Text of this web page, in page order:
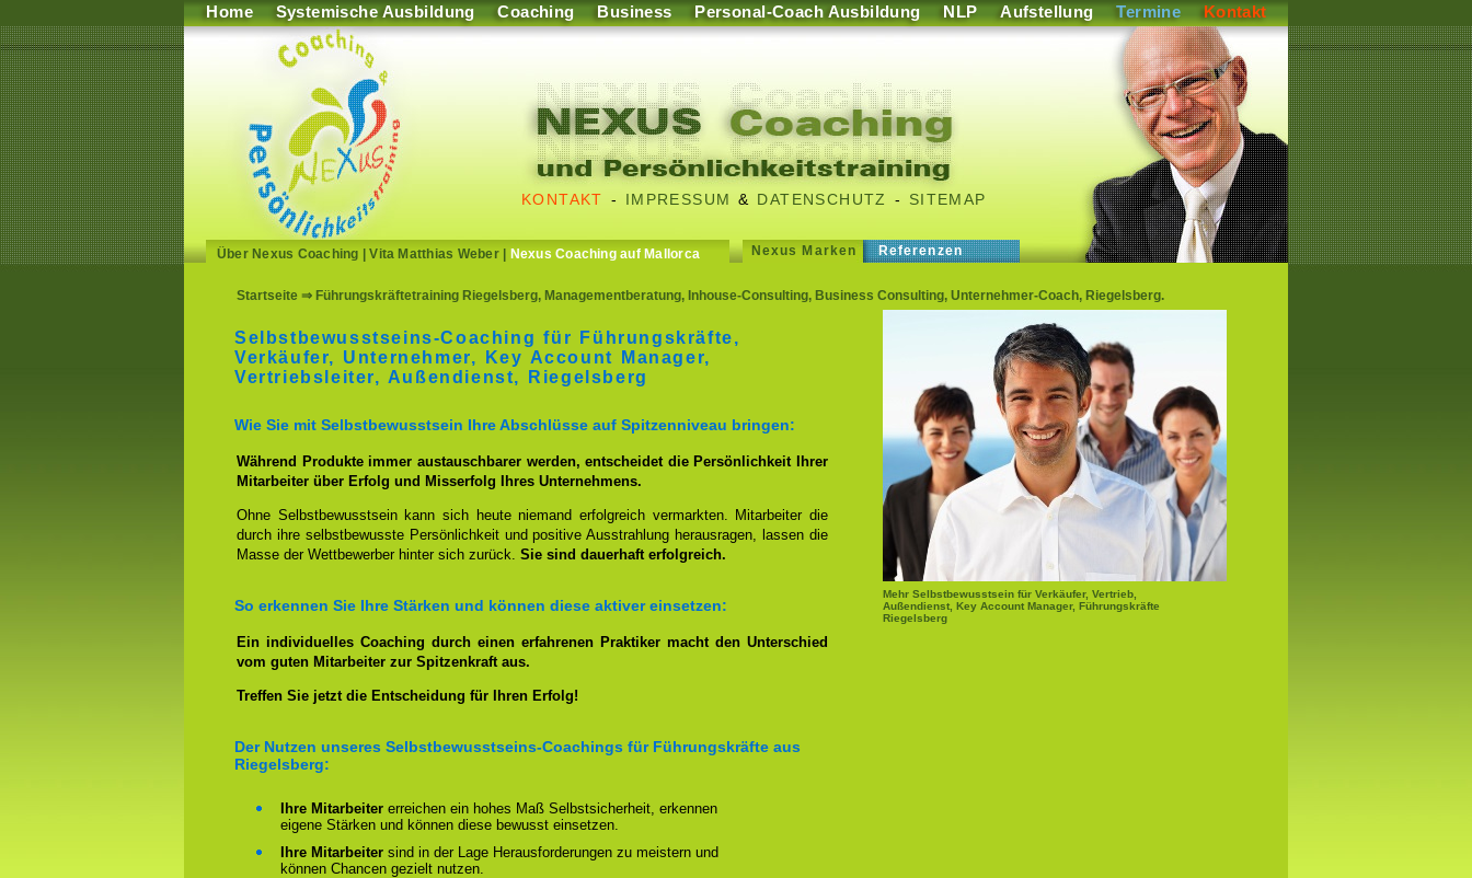
Home Systemische Ausbildung Coaching Business Personal-Coach Ausbildung NLP Aufstellung Termine Kontakt
KONTAKT - IMPRESSUM & DATENSCHUTZ - SITEMAP
Über Nexus Coaching |Vita Matthias Weber| Nexus Coaching auf Mallorca Nexus Marken Referenzen
Startseite ⇒ Führungskräftetraining Riegelsberg, Managementberatung, Inhouse-Consulting, Business Consulting, Unternehmer-Coach, Riegelsberg.
Mehr Selbstbewusstsein für Verkäufer, Vertrieb,
Außendienst, Key Account Manager, Führungskräfte
Riegelsberg
Selbstbewusstseins-Coaching für Führungskräfte,
Verkäufer, Unternehmer, Key Account Manager,
Vertriebsleiter, Außendienst, Riegelsberg
Wie Sie mit Selbstbewusstsein Ihre Abschlüsse auf Spitzenniveau bringen:
Während Produkte immer austauschbarer werden, entscheidet die Persönlichkeit Ihrer
Mitarbeiter über Erfolg und Misserfolg Ihres Unternehmens.
Ohne Selbstbewusstsein kann sich heute niemand erfolgreich vermarkten. Mitarbeiter die
durch ihre selbstbewusste Persönlichkeit und positive Ausstrahlung herausragen, lassen die
Masse der Wettbewerber hinter sich zurück. Sie sind dauerhaft erfolgreich.
So erkennen Sie Ihre Stärken und können diese aktiver einsetzen:
Ein individuelles Coaching durch einen erfahrenen Praktiker macht den Unterschied
vom guten Mitarbeiter zur Spitzenkraft aus.
Treffen Sie jetzt die Entscheidung für Ihren Erfolg!
Der Nutzen unseres Selbstbewusstseins-Coachings für Führungskräfte aus
Riegelsberg:
Ihre Mitarbeiter erreichen ein hohes Maß Selbstsicherheit, erkennen
eigene Stärken und können diese bewusst einsetzen.
Ihre Mitarbeiter sind in der Lage Herausforderungen zu meistern und
können Chancen gezielt nutzen.